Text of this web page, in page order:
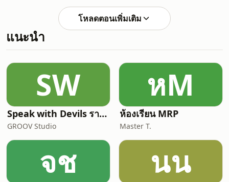
BOOKZONE: https://s.shopee.co.th/
EIG_ลงทุนนอก ต้องออกไปให้
รู้⁣⁣https://links.tam-
เงินใช้ตลอดชีวิต&quot;⁣⁣⁣⁣📍SHOPEE⁣⁣-
BOOKZONE:
https://s.shopee.co.th/2BAd7lJC6h ⁣⁣-
โหลดตอนเพิ่มเติม
แนะนำ
SW
Speak with Devils รายการฟุตบอลที่คุยแต่เรื่องฟุตบอล
GROOV Studio
หM
ห้องเรียน MRP
Master T.
จช นน